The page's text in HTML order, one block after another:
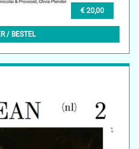
€ 20,00
/ BESTEL